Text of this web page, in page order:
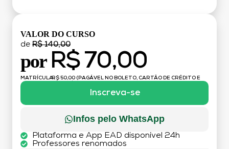
VALOR DO CURSO
de R$ 140,00
por R$ 70,00
MATRÍCULA:R$ 50,00 (PAGÁVEL NO BOLETO, CARTÃO DE CRÉDITO E
Inscreva-se
Infos pelo WhatsApp
Plataforma e App EAD disponível 24h
Professores renomados